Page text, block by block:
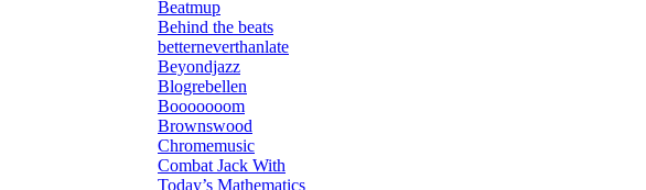
Beatmup
Behind the beats
betterneverthanlate
Beyondjazz
Blogrebellen
Booooooom
Brownswood
Chromemusic
Combat Jack With
Today’s Mathematics